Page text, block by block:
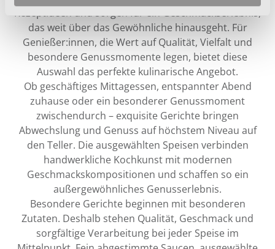
Rezeptideen und sorgen für ein Geschmackserlebnis,
das weit über das Gewöhnliche hinausgeht. Für
Genießer:innen, die Wert auf Qualität, Vielfalt und
besondere Genussmomente legen, bietet diese
Auswahl das perfekte kulinarische Angebot.
Ob geschäftiges Mittagessen, entspannter Abend
zuhause oder ein besonderer Genussmoment
zwischendurch – exquisite Gerichte bringen
Abwechslung und Genuss auf höchstem Niveau auf
den Teller. Die ausgewählten Speisen verbinden
handwerkliche Kochkunst mit modernen
Geschmackskompositionen und schaffen so ein
außergewöhnliches Genusserlebnis.
Besondere Gerichte beginnen mit besonderen
Zutaten. Deshalb stehen Qualität, Geschmack und
sorgfältige Verarbeitung bei jeder Speise im